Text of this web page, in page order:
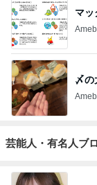
マッ
〆の
芸能人・有名人ブ